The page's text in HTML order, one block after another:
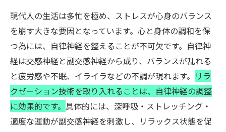
現代人の生活は多忙を極め、ストレスが心身のバランス
を崩す大きな要因となっています。心と身体の調和を保
つ為には、自律神経を整えることが不可欠です。自律神
経は交感神経と副交感神経から成り、バランスが乱れる
と疲労感や不眠、イライラなどの不調が現れます。 リラ
クゼーション技術を取り入れることは、自律神経の調整
に効果的です。 具体的には、深呼吸・ストレッチング・
適度な運動が副交感神経を刺激し、リラックス状態を促